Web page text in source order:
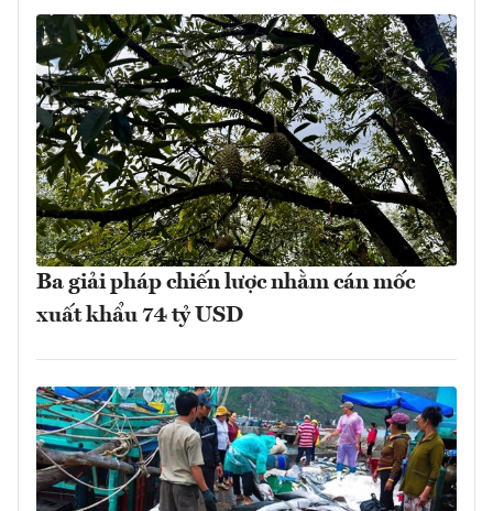
Ba giải pháp chiến lược nhằm cán mốc
xuất khẩu 74 tỷ USD